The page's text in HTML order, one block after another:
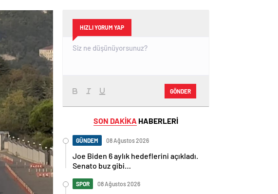
HIZLI YORUM YAP
GÖNDER
SON DAKİKA HABERLERİ
GÜNDEM 08 Ağustos 2026
Joe Biden 6 aylık hedeflerini açıkladı.
Senato buz gibi…
SPOR 08 Ağustos 2026